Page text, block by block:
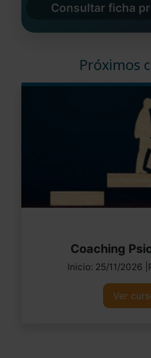
Consultar ficha
Próximos
Coaching
Inicio: 25/11/2026
Ver